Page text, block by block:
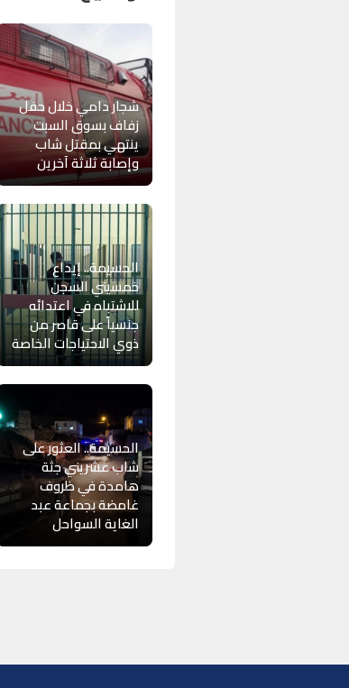
شجار دامي خلال حفل
زفاف بسوق السبت
ينتهي بمقتل شاب
وإصابة ثلاثة آخرين
الحسيمة.. إيداع
خمسيني السجن
للاشتباه في اعتدائه
جنسياً على قاصر من
ذوي الاحتياجات الخاصة
الحسيمة.. العثور على
شاب عشريني جثة
هامدة في ظروف
غامضة بجماعة عبد
الغاية السواحل